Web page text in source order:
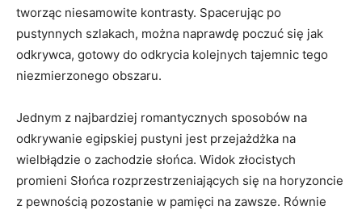
tworząc niesamowite kontrasty. Spacerując‍ po
pustynnych szlakach, można naprawdę poczuć się jak
odkrywca, gotowy do odkrycia kolejnych tajemnic tego
niezmierzonego obszaru.
Jednym z najbardziej romantycznych sposobów na
odkrywanie egipskiej pustyni jest ⁢przejażdżka na
wielbłądzie o⁣ zachodzie słońca. Widok złocistych
promieni Słońca rozprzestrzeniających się ‍na horyzoncie
z pewnością pozostanie w pamięci na zawsze. Równie​